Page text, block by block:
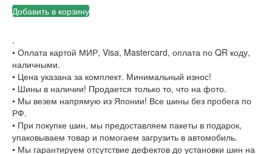
Добавить в корзину
.
• Оплата картой МИР, Visa, Mastercard, оплата по QR коду,
наличными.
• Цена указана за комплект. Минимальный износ!
• Шины в наличии! Продается только то, что на фото.
• Мы везем напрямую из Японии! Все шины без пробега по
РФ.
• При покупке шин, мы предоставляем пакеты в подарок,
упаковываем товар и помогаем загрузить в автомобиль.
• Мы гарантируем отсутствие дефектов до установки шин на